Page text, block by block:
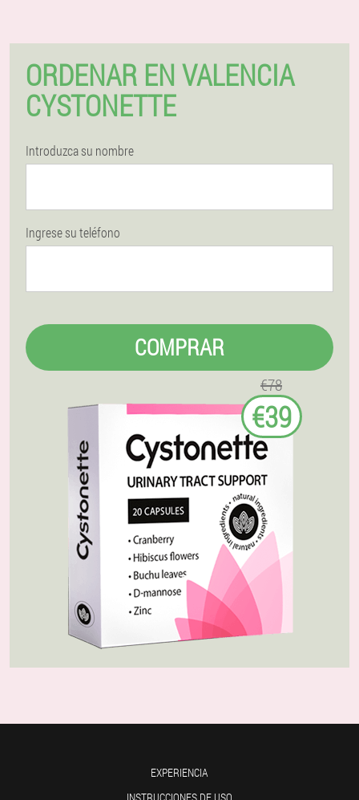
ORDENAR EN VALENCIA
CYSTONETTE
Introduzca su nombre
Ingrese su teléfono
COMPRAR
€78
€39
EXPERIENCIA